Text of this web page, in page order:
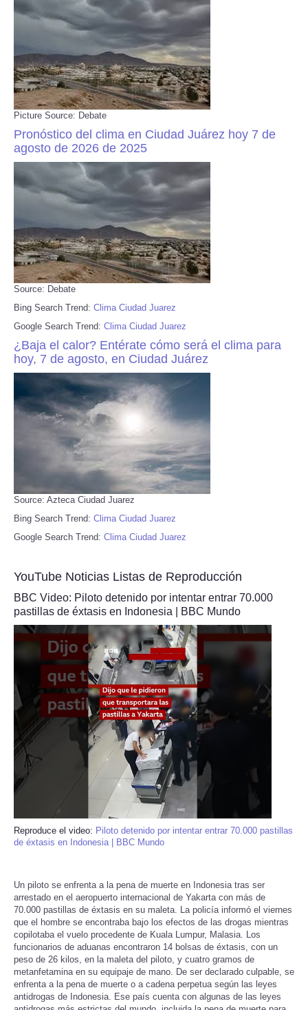
Picture Source: Debate
Pronóstico del clima en Ciudad Juárez hoy 7 de
agosto de 2026 de 2025
Source: Debate
Bing Search Trend: Clima Ciudad Juarez
Google Search Trend: Clima Ciudad Juarez
¿Baja el calor? Entérate cómo será el clima para
hoy, 7 de agosto, en Ciudad Juárez
Source: Azteca Ciudad Juarez
Bing Search Trend: Clima Ciudad Juarez
Google Search Trend: Clima Ciudad Juarez
YouTube Noticias Listas de Reproducción
BBC Video: Piloto detenido por intentar entrar 70.000
pastillas de éxtasis en Indonesia | BBC Mundo
Reproduce el video: Piloto detenido por intentar entrar 70.000 pastillas
de éxtasis en Indonesia | BBC Mundo
Un piloto se enfrenta a la pena de muerte en Indonesia tras ser
arrestado en el aeropuerto internacional de Yakarta con más de
70.000 pastillas de éxtasis en su maleta. La policía informó el viernes
que el hombre se encontraba bajo los efectos de las drogas mientras
copilotaba el vuelo procedente de Kuala Lumpur, Malasia. Los
funcionarios de aduanas encontraron 14 bolsas de éxtasis, con un
peso de 26 kilos, en la maleta del piloto, y cuatro gramos de
metanfetamina en su equipaje de mano. De ser declarado culpable, se
enfrenta a la pena de muerte o a cadena perpetua según las leyes
antidrogas de Indonesia. Ese país cuenta con algunas de las leyes